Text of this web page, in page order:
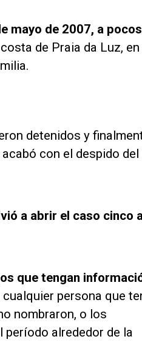
mayo de 2007, a
de Praia da Luz, en
detenidos y
con el despido del
a abrir el caso cinco
que tengan
persona que
nombraron, o los
alrededor de la